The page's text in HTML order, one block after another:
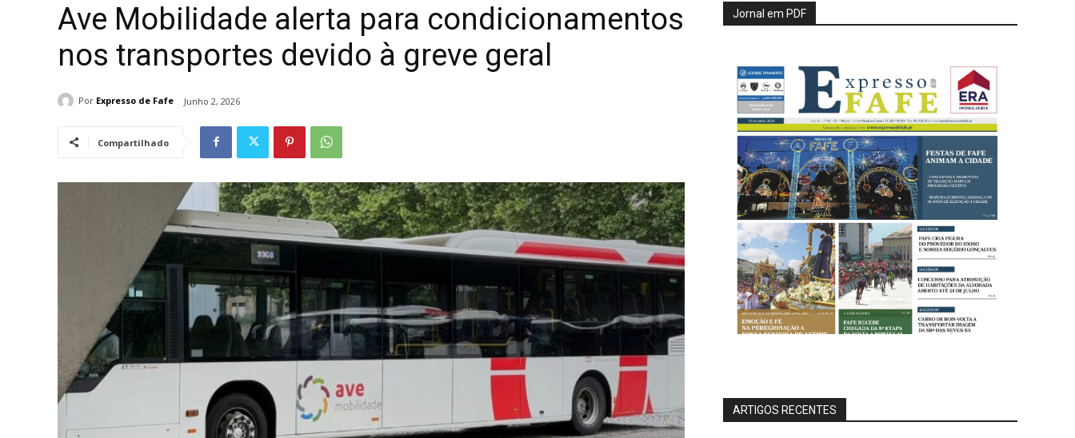
Ave Mobilidade alerta para condicionamentos
nos transportes devido à greve geral
Por Expresso de Fafe Junho 2, 2026
Compartilhado
Jornal em PDF
ARTIGOS RECENTES